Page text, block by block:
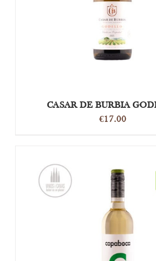
CASAR DE BURBIA
€17.00
OPTIES SELECTEREN